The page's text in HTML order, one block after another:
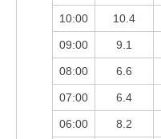
10:00 10.4
09:00 9.1
08:00 6.6
07:00 6.4
06:00 8.2